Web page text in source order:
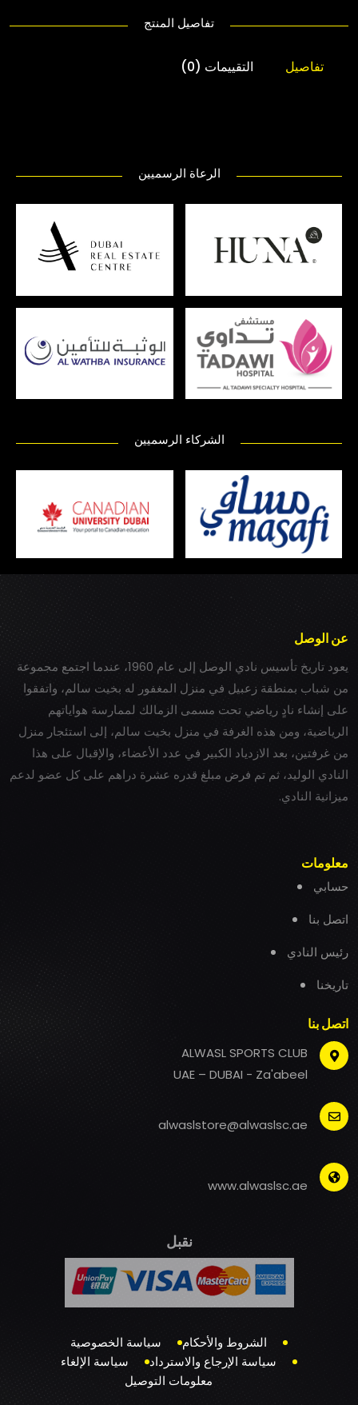
تفاصيل المنتج
تفاصيل التقييمات (0)
الرعاة الرسميين
الشركاء الرسميين
عن الوصل
يعود تاريخ تأسيس نادي الوصل إلى عام 1960، عندما اجتمع مجموعة
من شباب بمنطقة زعبيل في منزل المغفور له بخيت سالم، واتفقوا
على إنشاء نادٍ رياضي تحت مسمى الزمالك لممارسة هواياتهم
الرياضية، ومن هذه الغرفة في منزل بخيت سالم، إلى استئجار منزل
من غرفتين، بعد الازدياد الكبير في عدد الأعضاء، والإقبال على هذا
النادي الوليد، ثم تم فرض مبلغ قدره عشرة دراهم على كل عضو لدعم
ميزانية النادي.
معلومات
حسابي
اتصل بنا
رئيس النادي
تاريخنا
اتصل بنا
ALWASL SPORTS CLUB
UAE – DUBAI - Za'abeel
alwaslstore@alwaslsc.ae
www.alwaslsc.ae
نقبل
الشروط والأحكام
سياسة الخصوصية
سياسة الإرجاع والاسترداد
سياسة الإلغاء
معلومات التوصيل